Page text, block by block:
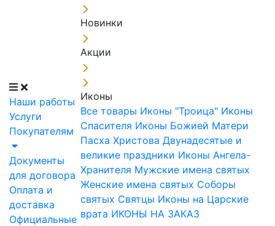
Наши работы
Услуги
Покупателям
Документы
для договора
Оплата и
доставка
Официальные
Новинки
Акции
Иконы
Все товары Иконы "Троица" Иконы
Спасителя Иконы Божией Матери
Пасха Христова Двунадесятые и
великие праздники Иконы Ангела-
Хранителя Мужские имена святых
Женские имена святых Соборы
святых Святцы Иконы на Царские
врата ИКОНЫ НА ЗАКАЗ